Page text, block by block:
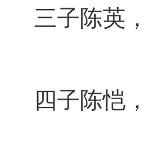
三子陈英
四子陈恺